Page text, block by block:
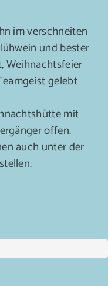
im verschneiten
und bester
Weihnachtsfeier
gelebt
mit
offen.
auch unter der